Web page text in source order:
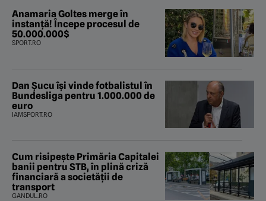
Anamaria Goltes merge în
instanță! Începe procesul de
50.000.000$
SPORT.RO
Dan Șucu își vinde fotbalistul în
Bundesliga pentru 1.000.000 de
euro
IAMSPORT.RO
Cum risipește Primăria Capitalei
banii pentru STB, în plină criză
financiară a societății de
transport
GANDUL.RO